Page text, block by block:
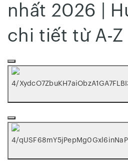
nhất 2026 |
chi tiết từ A-Z